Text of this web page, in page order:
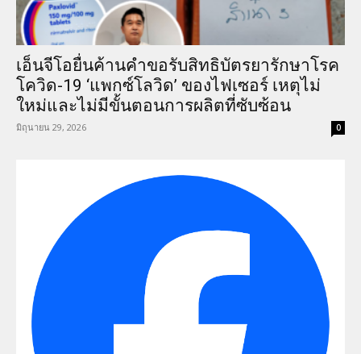
เอ็นจีโอยื่นค้านคำขอรับสิทธิบัตรยารักษาโรค
โควิด-19 ‘แพกซ์โลวิด’ ของไฟเซอร์ เหตุไม่
ใหม่และไม่มีขั้นตอนการผลิตที่ซับซ้อน
มิถุนายน 29, 2026 0